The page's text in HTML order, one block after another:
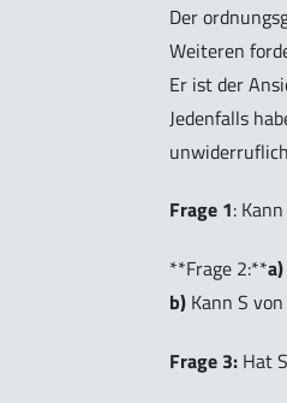
Der
Weiteren
Er ist der
Jedenfalls
Frage 1:
**Frage 2:**a)
b) Kann S
Frage 3: Hat